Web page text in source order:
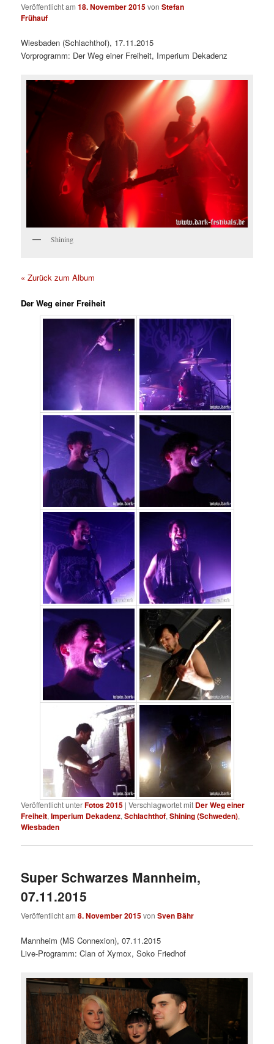
Veröffentlicht am18. November 2015vonStefan
Frühauf
Wiesbaden (Schlachthof), 17.11.2015
Vorprogramm: Der Weg einer Freiheit, Imperium Dekadenz
Shining
« Zurück zum Album
Der Weg einer Freiheit
Veröffentlicht unterFotos 2015 |Verschlagwortet mit Der Weg einer
Freiheit,Imperium Dekadenz,Schlachthof,Shining (Schweden),
Wiesbaden
Super Schwarzes Mannheim,
07.11.2015
Veröffentlicht am8. November 2015vonSven Bähr
Mannheim (MS Connexion), 07.11.2015
Live-Programm: Clan of Xymox, Soko Friedhof